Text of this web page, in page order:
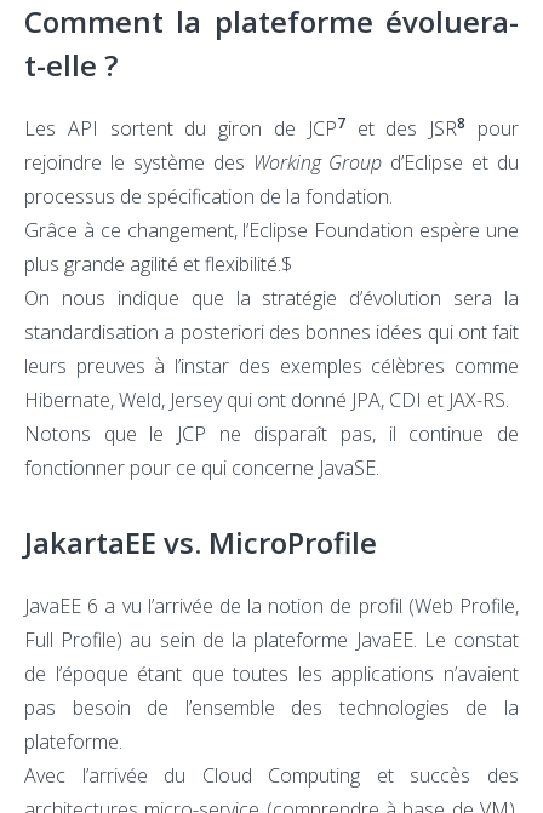
Comment la plateforme évoluera-
t-elle ?
Les API sortent du giron de JCP7et des JSR8
pour
rejoindre le système des Working Group d’Eclipse et du
processus de spécification de la fondation.
Grâce à ce changement, l’Eclipse Foundation espère une
plus grande agilité et flexibilité.$
On nous indique que la stratégie d’évolution sera la
standardisation a posteriori des bonnes idées qui ont fait
leurs preuves à l’instar des exemples célèbres comme
Hibernate, Weld, Jersey qui ont donné JPA, CDI et JAX-RS.
Notons que le JCP ne disparaît pas, il continue de
fonctionner pour ce qui concerne JavaSE.
JakartaEE vs. MicroProfile
JavaEE 6 a vu l’arrivée de la notion de profil (Web Profile,
Full Profile) au sein de la plateforme JavaEE. Le constat
de l’époque étant que toutes les applications n’avaient
pas besoin de l’ensemble des technologies de la
plateforme.
Avec l’arrivée du Cloud Computing et succès des